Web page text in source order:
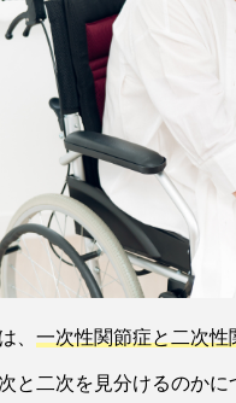
、 一次性関節症と二次性
と二次を見分けるのか